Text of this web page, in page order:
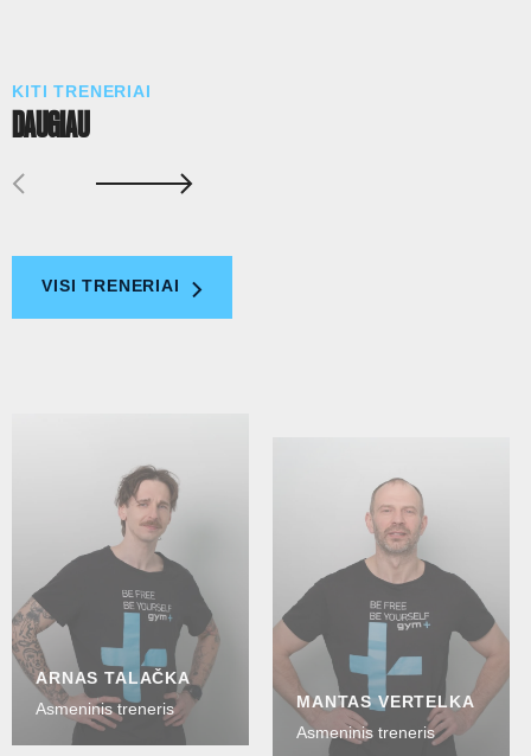
KITI TRENERIAI
DAUGIAU
VISI TRENERIAI
ARNAS TALAČKA
Asmeninis treneris
MANTAS VERTELKA
Asmeninis treneris